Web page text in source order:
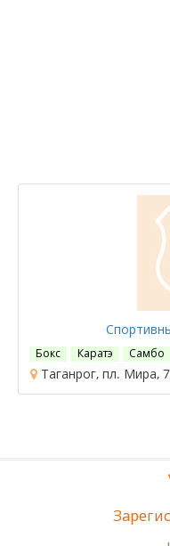
Бокс Каратэ Самбо
Таганрог, пл. Мира, 7